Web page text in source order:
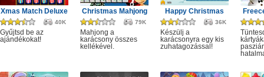
Xmas Match Deluxe
40K
Gyűjtsd be az
ajándékokat!
Christmas Mahjong
79K
Mahjong a
karácsony összes
kellékével.
Happy Christmas
36K
Készülj a
karácsonyra egy kis
zuhatagozással!